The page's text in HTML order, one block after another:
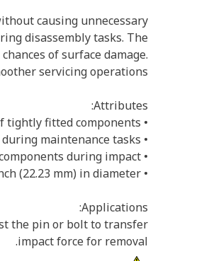
causing unnecessary
disassembly tasks. The
of surface damage.
servicing operations.
Attributes:
• Enables controlled removal of tightly fitted components.
• Supports efficient disassembly during maintenance tasks.
• Helps avoid damage to surrounding components during impact.
• Suitable for removing pins and bolts greater than 1/2 inch and up to 7/8 inch (22.23 mm) in diameter.
Applications:
the pin or bolt to transfer
impact force for removal.